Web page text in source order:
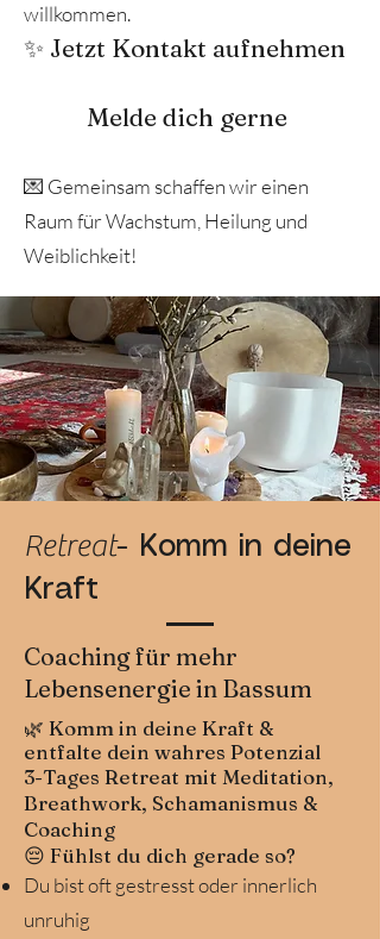
willkommen.
✨ Jetzt Kontakt aufnehmen
Melde dich gerne
💌 Gemeinsam schaffen wir einen
Raum für Wachstum, Heilung und
Weiblichkeit!
Retreat- Komm in deine
Kraft
Coaching für mehr
Lebensenergie in Bassum
🌿 Komm in deine Kraft &
entfalte dein wahres Potenzial
3-Tages Retreat mit Meditation,
Breathwork, Schamanismus &
Coaching
😔 Fühlst du dich gerade so?
Du bist oft gestresst oder innerlich
unruhig